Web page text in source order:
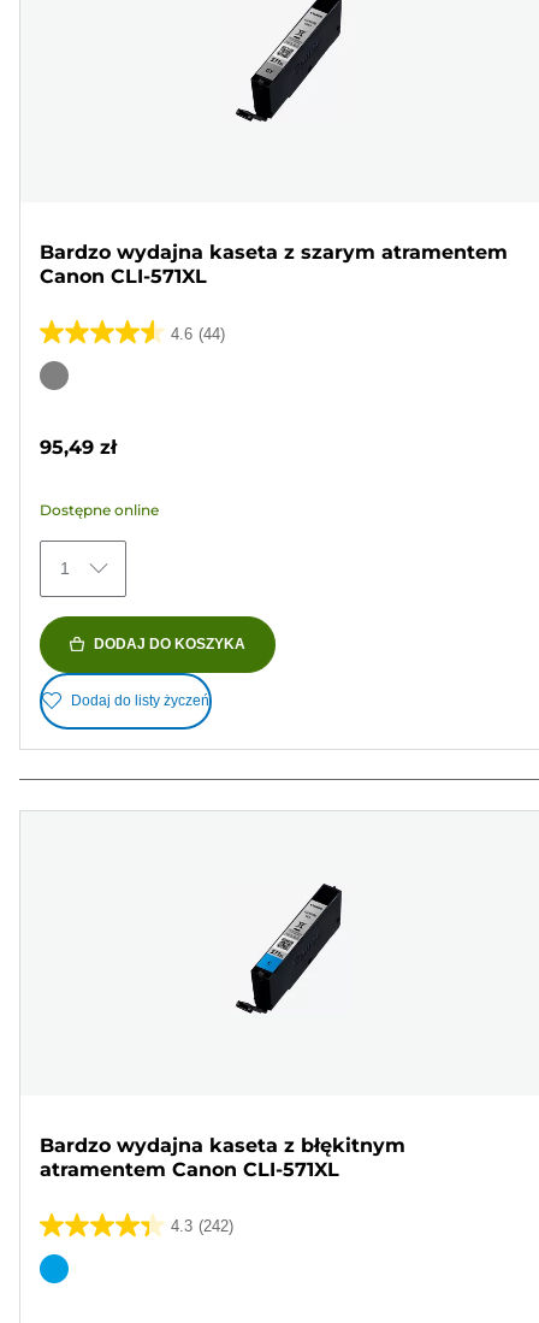
Bardzo wydajna kaseta z szarym atramentem
Canon CLI-571XL
4.6 (44)
4.6
na
44
Wkład
95,49 zł
Dostępne online
1
DODAJ DO KOSZYKA
Dodaj do listy życzeń
Bardzo wydajna kaseta z błękitnym
atramentem Canon CLI-571XL
4.3 (242)
4.3
na
Wkład